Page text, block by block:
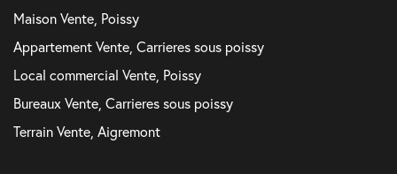
Maison Vente, Poissy
Appartement Vente, Carrieres sous poissy
Local commercial Vente, Poissy
Bureaux Vente, Carrieres sous poissy
Terrain Vente, Aigremont